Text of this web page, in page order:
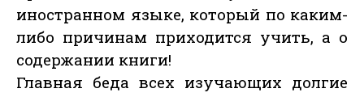
иностранном языке, который по каким-
либо причинам приходится учить, а о
содержании книги!
Главная беда всех изучающих долгие